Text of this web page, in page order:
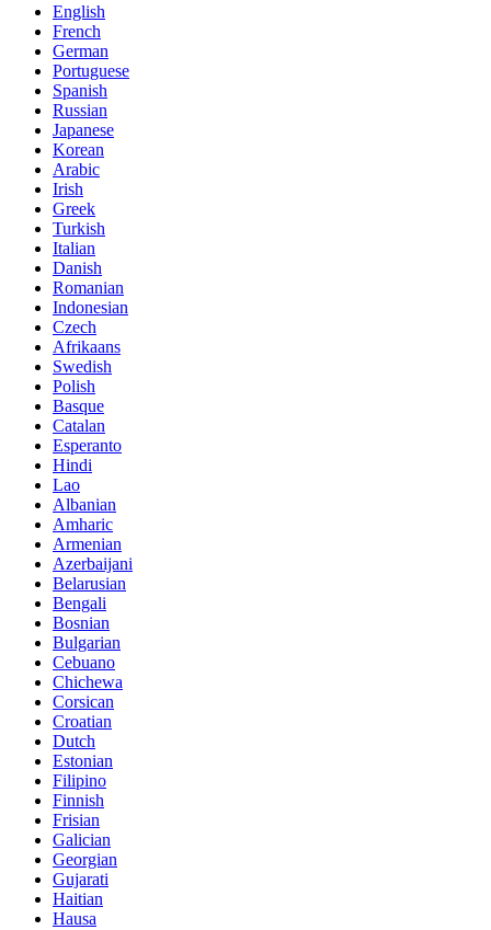
English
French
German
Portuguese
Spanish
Russian
Japanese
Korean
Arabic
Irish
Greek
Turkish
Italian
Danish
Romanian
Indonesian
Czech
Afrikaans
Swedish
Polish
Basque
Catalan
Esperanto
Hindi
Lao
Albanian
Amharic
Armenian
Azerbaijani
Belarusian
Bengali
Bosnian
Bulgarian
Cebuano
Chichewa
Corsican
Croatian
Dutch
Estonian
Filipino
Finnish
Frisian
Galician
Georgian
Gujarati
Haitian
Hausa